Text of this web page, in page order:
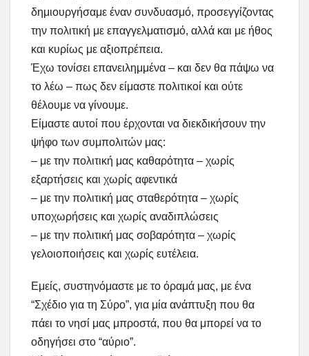
δημιουργήσαμε έναν συνδυασμό, προσεγγίζοντας
την πολιτική με επαγγελματισμό, αλλά και με ήθος
και κυρίως με αξιοπρέπεια.
Έχω τονίσει επανειλημμένα – και δεν θα πάψω να
το λέω – πως δεν είμαστε πολιτικοί και ούτε
θέλουμε να γίνουμε.
Είμαστε αυτοί που έρχονται να διεκδικήσουν την
ψήφο των συμπολιτών μας:
– με την πολιτική μας καθαρότητα – χωρίς
εξαρτήσεις και χωρίς αφεντικά
– με την πολιτική μας σταθερότητα – χωρίς
υποχωρήσεις και χωρίς αναδιπλώσεις
– με την πολιτική μας σοβαρότητα – χωρίς
γελοιοποιήσεις και χωρίς ευτέλεια.
Εμείς, συστηνόμαστε με το όραμά μας, με ένα
“Σχέδιο για τη Σύρο”, για μία ανάπτυξη που θα
πάει το νησί μας μπροστά, που θα μπορεί να το
οδηγήσει στο “αύριο”.